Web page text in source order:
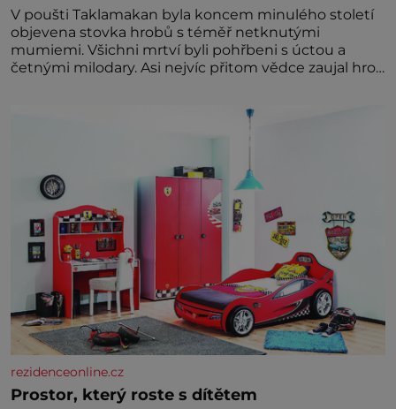
V poušti Taklamakan byla koncem minulého století
objevena stovka hrobů s téměř netknutými
mumiemi. Všichni mrtví byli pohřbeni s úctou a
četnými milodary. Asi nejvíc přitom vědce zaujal hrob
dávných lidí nesmírně dobře zachovalá, přičítají
odborníci zdejším klimatickým podmínkám. Sucho,
rezidenceonline.cz
Prostor, který roste s dítětem